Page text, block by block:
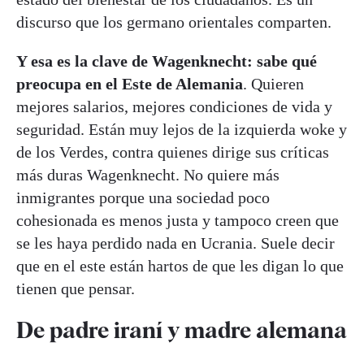
discurso que los germano orientales comparten.
Y esa es la clave de Wagenknecht: sabe qué
preocupa en el Este de Alemania. Quieren
mejores salarios, mejores condiciones de vida y
seguridad. Están muy lejos de la izquierda woke y
de los Verdes, contra quienes dirige sus críticas
más duras Wagenknecht. No quiere más
inmigrantes porque una sociedad poco
cohesionada es menos justa y tampoco creen que
se les haya perdido nada en Ucrania. Suele decir
que en el este están hartos de que les digan lo que
tienen que pensar.
De padre iraní y madre alemana